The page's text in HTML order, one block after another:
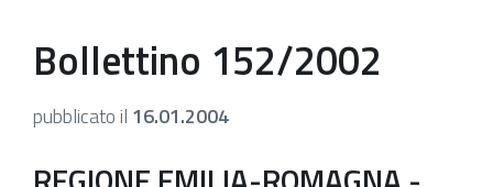
Bollettino 152/2002
pubblicato il 16.01.2004